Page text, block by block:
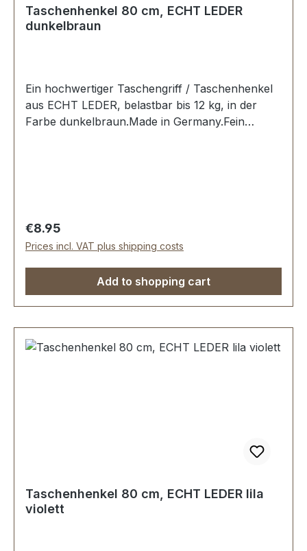
Taschenhenkel 80 cm, ECHT LEDER
dunkelbraun
Ein hochwertiger Taschengriff / Taschenhenkel
aus ECHT LEDER, belastbar bis 12 kg, in der
Farbe dunkelbraun.Made in Germany.Fein
Regular price:
€8.95
Prices incl. VAT plus shipping costs
Add to shopping cart
Taschenhenkel 80 cm, ECHT LEDER lila
violett